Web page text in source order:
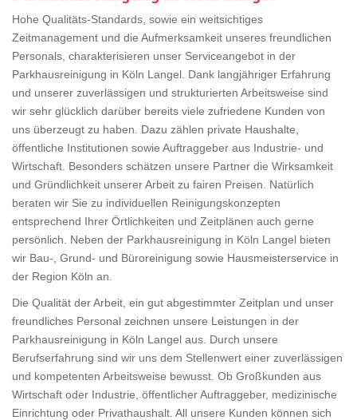
Hohe Qualitäts-Standards, sowie ein weitsichtiges
Zeitmanagement und die Aufmerksamkeit unseres freundlichen
Personals, charakterisieren unser Serviceangebot in der
Parkhausreinigung in Köln Langel. Dank langjähriger Erfahrung
und unserer zuverlässigen und strukturierten Arbeitsweise sind
wir sehr glücklich darüber bereits viele zufriedene Kunden von
uns überzeugt zu haben. Dazu zählen private Haushalte,
öffentliche Institutionen sowie Auftraggeber aus Industrie- und
Wirtschaft. Besonders schätzen unsere Partner die Wirksamkeit
und Gründlichkeit unserer Arbeit zu fairen Preisen. Natürlich
beraten wir Sie zu individuellen Reinigungskonzepten
entsprechend Ihrer Örtlichkeiten und Zeitplänen auch gerne
persönlich. Neben der Parkhausreinigung in Köln Langel bieten
wir Bau-, Grund- und Büroreinigung sowie Hausmeisterservice in
der Region Köln an.
Die Qualität der Arbeit, ein gut abgestimmter Zeitplan und unser
freundliches Personal zeichnen unsere Leistungen in der
Parkhausreinigung in Köln Langel aus. Durch unsere
Berufserfahrung sind wir uns dem Stellenwert einer zuverlässigen
und kompetenten Arbeitsweise bewusst. Ob Großkunden aus
Wirtschaft oder Industrie, öffentlicher Auftraggeber, medizinische
Einrichtung oder Privathaushalt. All unsere Kunden können sich